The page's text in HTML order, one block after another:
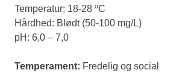
Temperatur: 18-28 ºC
Hårdhed: Blødt (50-100 mg/L)
pH: 6,0 – 7,0
Temperament: Fredelig og social